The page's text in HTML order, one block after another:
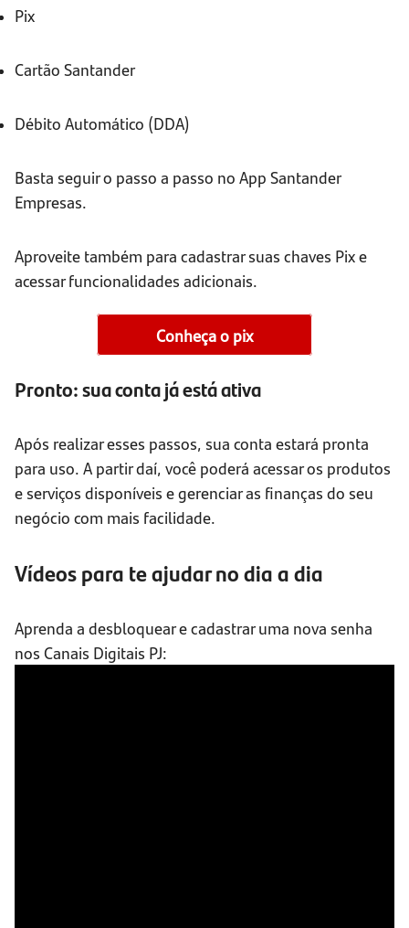
Pix
Cartão Santander
Débito Automático (DDA)
Basta seguir o passo a passo no App Santander
Empresas.
Aproveite também para cadastrar suas chaves Pix e
acessar funcionalidades adicionais.
Conheça o pix
Pronto: sua conta já está ativa
Após realizar esses passos, sua conta estará pronta
para uso. A partir daí, você poderá acessar os produtos
e serviços disponíveis e gerenciar as finanças do seu
negócio com mais facilidade.
Vídeos para te ajudar no dia a dia
Aprenda a desbloquear e cadastrar uma nova senha
nos Canais Digitais PJ: